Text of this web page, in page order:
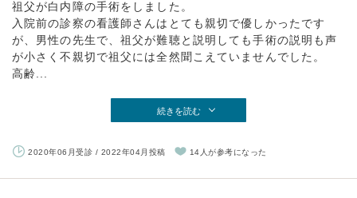
祖父が白内障の手術をしました。
入院前の診察の看護師さんはとても親切で優しかったです
が、男性の先生で、祖父が難聴と説明しても手術の説明も声
が小さく不親切で祖父には全然聞こえていませんでした。
高齢...
続きを読む
2020年06月受診 / 2022年04月投稿 14人が参考になった